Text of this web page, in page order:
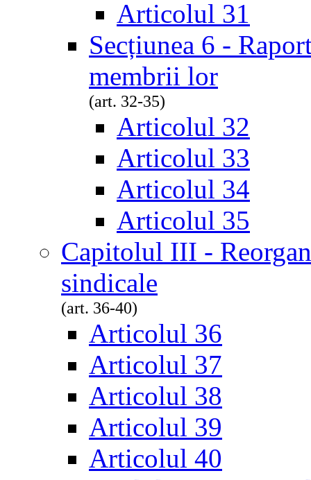
Articolul 31
Secțiunea 6 -
membrii lor
(art. 32-35)
Articolul 32
Articolul 33
Articolul 34
Articolul 35
Capitolul III -
sindicale
(art. 36-40)
Articolul 36
Articolul 37
Articolul 38
Articolul 39
Articolul 40